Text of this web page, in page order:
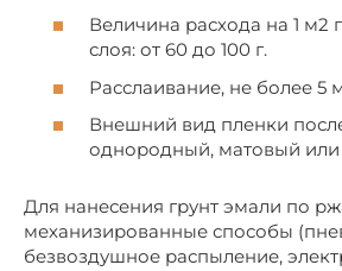
Величина расхода на 1 м2
слоя: от 60 до 100 г.
Расслаивание, не более 5
Внешний вид пленки
однородный, матовый или
Для нанесения грунт эмали по
механизированные способы
безвоздушное распыление,